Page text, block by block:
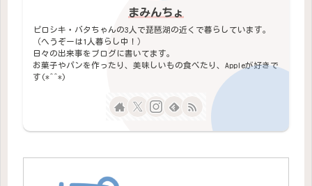
まみんちょ
ピロシキ・バタちゃんの3人で琵琶湖の近くで暮らしています。
（へうぞーは1人暮らし中！）
日々の出来事をブログに書いてます。
お菓子やパンを作ったり、美味しいもの食べたり、Appleが好きで
す(*^^*)